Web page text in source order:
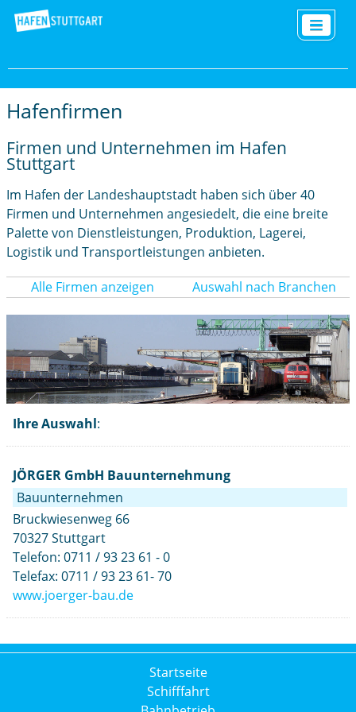
Hafenfirmen
Firmen und Unternehmen im Hafen
Stuttgart
Im Hafen der Landeshauptstadt haben sich über 40
Firmen und Unternehmen angesiedelt, die eine breite
Palette von Dienstleistungen, Produktion, Lagerei,
Logistik und Transportleistungen anbieten.
Alle Firmen anzeigen Auswahl nach Branchen
Ihre Auswahl:
JÖRGER GmbH Bauunternehmung
Bauunternehmen
Bruckwiesenweg 66
70327 Stuttgart
Telefon: 0711 / 93 23 61 - 0
Telefax: 0711 / 93 23 61- 70
www.joerger-bau.de
Startseite
Schifffahrt